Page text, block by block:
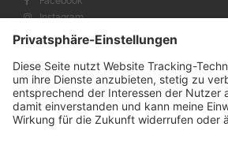
Instagram
Youtube